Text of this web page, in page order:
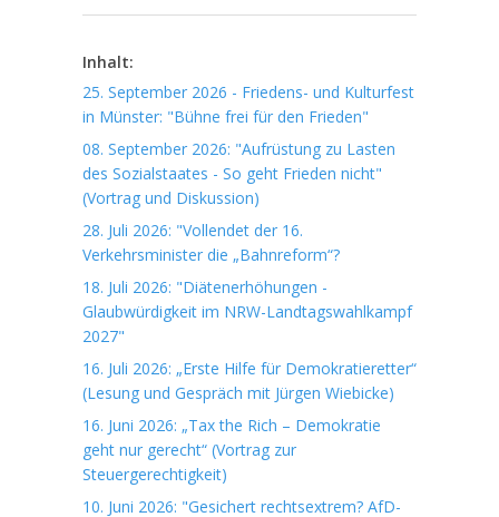
Inhalt:
25. September 2026 - Friedens- und Kulturfest
in Münster: "Bühne frei für den Frieden"
08. September 2026: "Aufrüstung zu Lasten
des Sozialstaates - So geht Frieden nicht"
(Vortrag und Diskussion)
28. Juli 2026: "Vollendet der 16.
Verkehrsminister die „Bahnreform“?
18. Juli 2026: "Diätenerhöhungen -
Glaubwürdigkeit im NRW-Landtagswahlkampf
2027"
16. Juli 2026: „Erste Hilfe für Demokratieretter“
(Lesung und Gespräch mit Jürgen Wiebicke)
16. Juni 2026: „Tax the Rich – Demokratie
geht nur gerecht“ (Vortrag zur
Steuergerechtigkeit)
10. Juni 2026: "Gesichert rechtsextrem? AfD-